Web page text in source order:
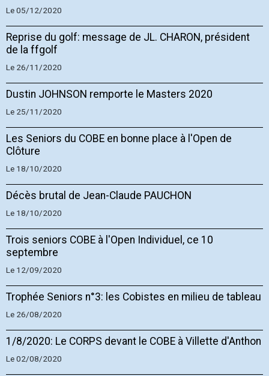
Le 05/12/2020
Reprise du golf: message de JL. CHARON, président
de la ffgolf
Le 26/11/2020
Dustin JOHNSON remporte le Masters 2020
Le 25/11/2020
Les Seniors du COBE en bonne place à l'Open de
Clôture
Le 18/10/2020
Décès brutal de Jean-Claude PAUCHON
Le 18/10/2020
Trois seniors COBE à l'Open Individuel, ce 10
septembre
Le 12/09/2020
Trophée Seniors n°3: les Cobistes en milieu de tableau
Le 26/08/2020
1/8/2020: Le CORPS devant le COBE à Villette d'Anthon
Le 02/08/2020